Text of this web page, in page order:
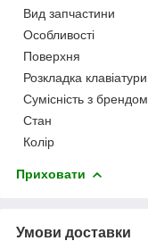
Вид запчастини
Особливості
Поверхня
Розкладка клавіатури
Сумісність з брендом
Стан
Колір
Приховати
Умови доставки